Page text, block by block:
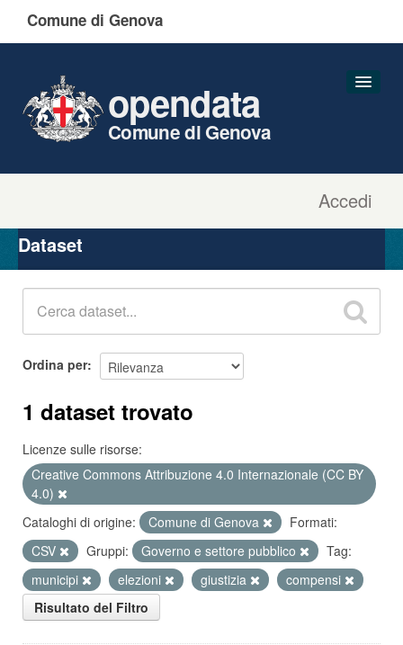
Comune di Genova
Accedi
opendata
Comune di Genova
Organizzazioni
Gruppi
Dataset
Ordina per
1 dataset trovato
Licenze sulle risorse:
Creative Commons Attribuzione 4.0 Internazionale (CC BY
4.0)
Cataloghi di origine:
Comune di Genova
Formati:
CSV
Gruppi: Governo e settore pubblico
Tag:
municipi
elezioni giustizia
compensi
Risultato del Filtro